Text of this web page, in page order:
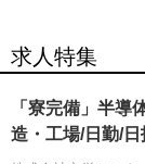
求人特集
「寮完備」半導
造・工場/日勤/